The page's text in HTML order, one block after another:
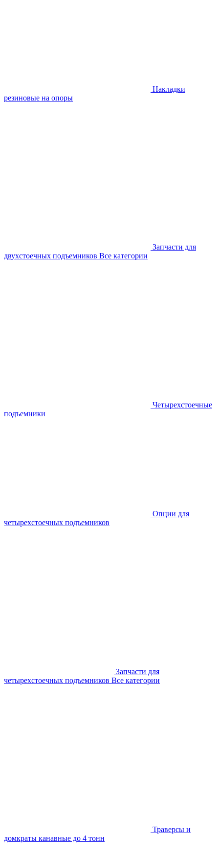
Накладки
резиновые на опоры
Запчасти для
двухстоечных подъемников Все категории
Четырехстоечные
подъемники
Опции для
четырехстоечных подъемников
Запчасти для
четырехстоечных подъемников Все категории
Траверсы и
домкраты канавные до 4 тонн